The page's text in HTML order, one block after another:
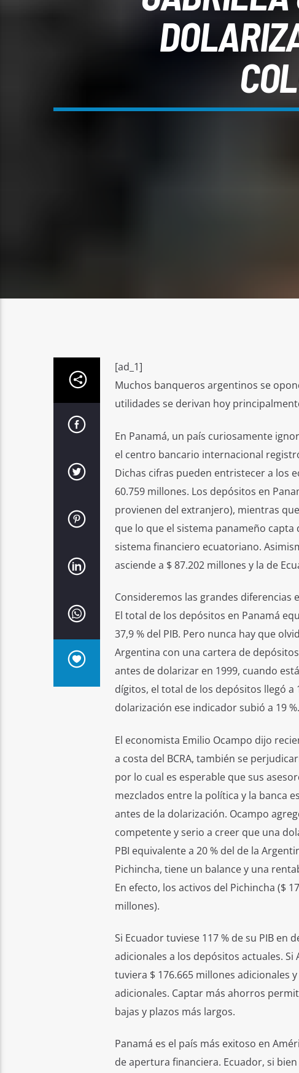
[ad_1]
Muchos banqueros argentinos se
utilidades se derivan hoy
En Panamá, un país curiosamente
el centro bancario internacional
Dichas cifras pueden entristecer a los
60.759 millones. Los depósitos en
provienen del extranjero), mientras
que lo que el sistema panameño
sistema financiero ecuatoriano.
asciende a $ 87.202 millones y la de
Consideremos las grandes diferencias
El total de los depósitos en Panamá
37,9 % del PIB. Pero nunca hay que
Argentina con una cartera de
antes de dolarizar en 1999, cuando
dígitos, el total de los depósitos llegó a
dolarización ese indicador subió a 19 %.
El economista Emilio Ocampo dijo
a costa del BCRA, también se
por lo cual es esperable que sus
mezclados entre la política y la banca
antes de la dolarización. Ocampo
competente y serio a creer que una
PBI equivalente a 20 % del de la
Pichincha, tiene un balance y una
En efecto, los activos del Pichincha ($
millones).
Si Ecuador tuviese 117 % de su PIB en
adicionales a los depósitos actuales.
tuviera $ 176.665 millones adicionales
adicionales. Captar más ahorros
bajas y plazos más largos.
Panamá es el país más exitoso en
de apertura financiera. Ecuador, si